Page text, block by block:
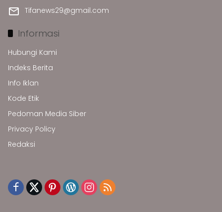
Tifanews29@gmail.com
Informasi
Hubungi Kami
Indeks Berita
Info Iklan
Kode Etik
Pedoman Media Siber
Privacy Policy
Redaksi